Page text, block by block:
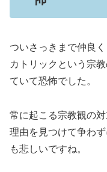
ついさっきまで仲良
カトリックという宗
ていて恐怖でした。
常に起こる宗教観の
理由を見つけて争わ
も悲しいですね。